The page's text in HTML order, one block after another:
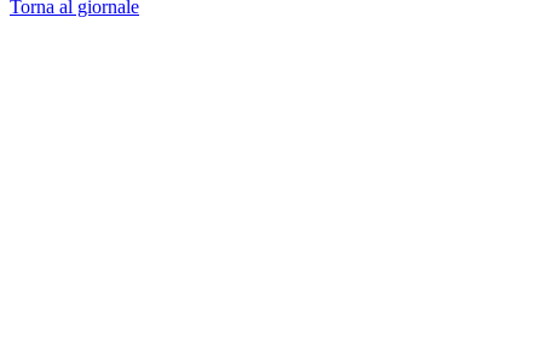
Torna al giornale